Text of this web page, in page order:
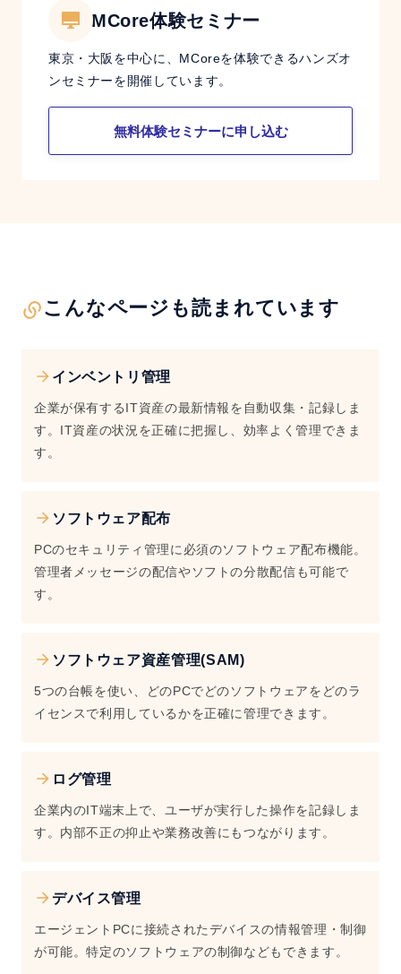
MCore体験セミナー
東京・大阪を中心に、MCoreを体験できるハンズオ
ンセミナーを開催しています。
無料体験セミナーに申し込む
こんなページも読まれています
インベントリ管理
企業が保有するIT資産の最新情報を自動収集・記録しま
す。IT資産の状況を正確に把握し、効率よく管理できま
す。
ソフトウェア配布
PCのセキュリティ管理に必須のソフトウェア配布機能。
管理者メッセージの配信やソフトの分散配信も可能で
す。
ソフトウェア資産管理(SAM)
5つの台帳を使い、どのPCでどのソフトウェアをどのラ
イセンスで利用しているかを正確に管理できます。
ログ管理
企業内のIT端末上で、ユーザが実行した操作を記録しま
す。内部不正の抑止や業務改善にもつながります。
デバイス管理
エージェントPCに接続されたデバイスの情報管理・制御
が可能。特定のソフトウェアの制御などもできます。